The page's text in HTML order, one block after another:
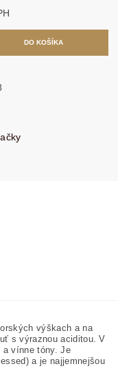
výškach a na
s výraznou aciditou. V
a vínne tóny. Je
a je najjemnejšou